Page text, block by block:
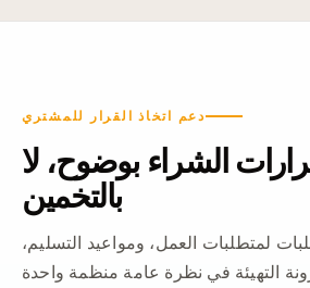
دعم اتخاذ القرار للمشتري
الشراء بوضوح، لا
بالتخمين
لمتطلبات العمل، ومواعيد التسليم،
التهيئة في نظرة عامة منظمة واحدة